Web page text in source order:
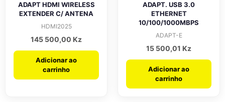
ADAPT HDMI WIRELESS
EXTENDER C/ ANTENA
HDMI2025
145 500,00 Kz
Adicionar ao
carrinho
ADAPT. USB 3.0
ETHERNET
10/100/1000MBPS
ADAPT-E
15 500,01 Kz
Adicionar ao
carrinho